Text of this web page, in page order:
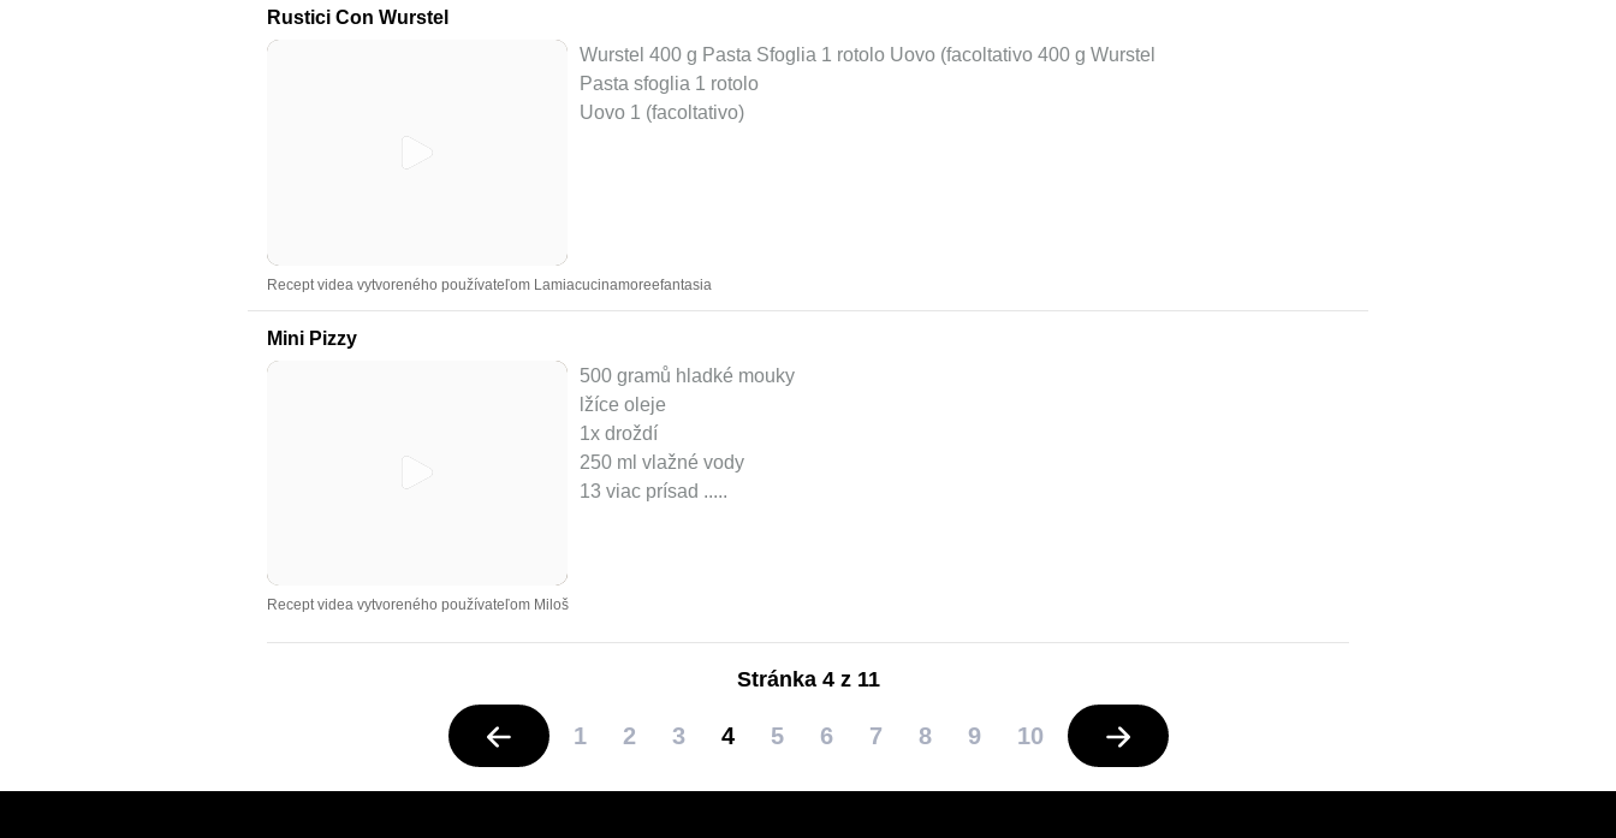
Rustici Con Wurstel
Wurstel 400 g Pasta Sfoglia 1 rotolo Uovo (facoltativo 400 g Wurstel
Pasta sfoglia 1 rotolo
Uovo 1 (facoltativo)
Recept videa vytvoreného používateľom Lamiacucinamoreefantasia
Mini Pizzy
500 gramů hladké mouky
lžíce oleje
1x droždí
250 ml vlažné vody
13 viac prísad ..
Recept videa vytvoreného používateľom Miloš
Stránka 4 z 11
1 2 3 4 5 6 7 8 9 10